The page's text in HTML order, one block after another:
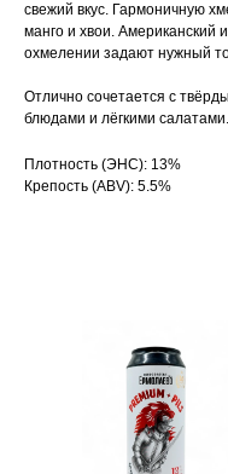
свежий вкус. Гармоничную
манго и хвои. Американский
охмелении задают нужный
Отлично сочетается с
блюдами и лёгкими салатами.
Плотность (ЭНС): 13%
Крепость (ABV): 5.5%